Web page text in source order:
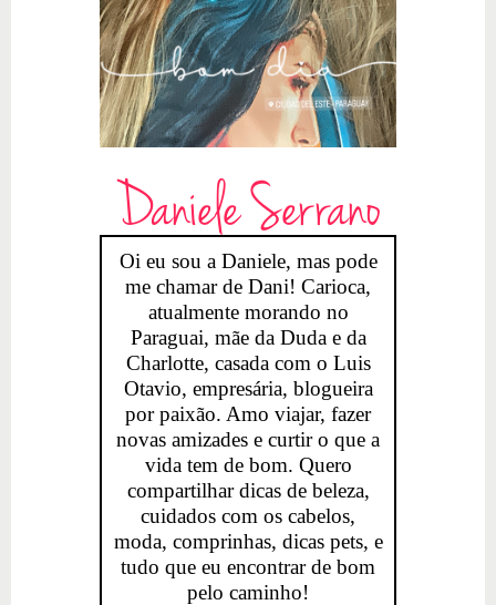
Daniele Serrano
Oi eu sou a Daniele, mas pode
me chamar de Dani! Carioca,
atualmente morando no
Paraguai, mãe da Duda e da
Charlotte, casada com o Luis
Otavio, empresária, blogueira
por paixão. Amo viajar, fazer
novas amizades e curtir o que a
vida tem de bom. Quero
compartilhar dicas de beleza,
cuidados com os cabelos,
moda, comprinhas, dicas pets, e
tudo que eu encontrar de bom
pelo caminho!